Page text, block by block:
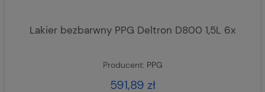
Lakier bezbarwny PPG Deltron D800 1,5L 6x
Producent: PPG
591,89 zł